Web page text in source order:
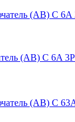
(АВ) C 6A